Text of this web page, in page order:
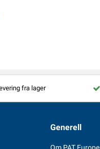
fra lager
Generell